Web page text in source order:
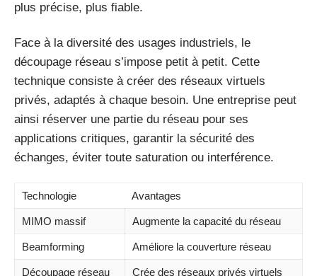
plus précise, plus fiable.
Face à la diversité des usages industriels, le
découpage réseau s’impose petit à petit. Cette
technique consiste à créer des réseaux virtuels
privés, adaptés à chaque besoin. Une entreprise peut
ainsi réserver une partie du réseau pour ses
applications critiques, garantir la sécurité des
échanges, éviter toute saturation ou interférence.
Technologie Avantages
MIMO massif Augmente la capacité du réseau
Beamforming Améliore la couverture réseau
Découpage réseau Crée des réseaux privés virtuels